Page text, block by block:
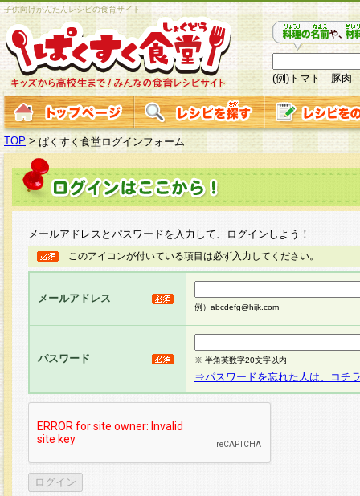
子供向けかんたんレシピの食育サイト
(例)トマト 豚肉
TOP > ぱくすく食堂ログインフォーム
メールアドレスとパスワードを入力して、ログインしよう！
このアイコンが付いている項目は必ず入力してください。
メールアドレス
例）abcdefg@hijk.com
パスワード ※ 半角英数字20文字以内
⇒パスワードを忘れた人は、コチ